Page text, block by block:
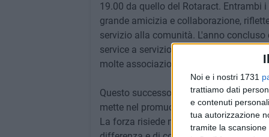
Noi e i nostri 1731
trattiamo dati
e contenuti
tua autorizzazione
tramite la
19.00 da quello del Rotaract.
grande amicizia e collaborazione,
servizio alla comunità. L'anno
service a servizio della nostra
molte associazioni della zona e fra gli
Questo successo è la prova tangibile
mette nel promuovere i valori rotariani
La forza risiede nell'unità e nella